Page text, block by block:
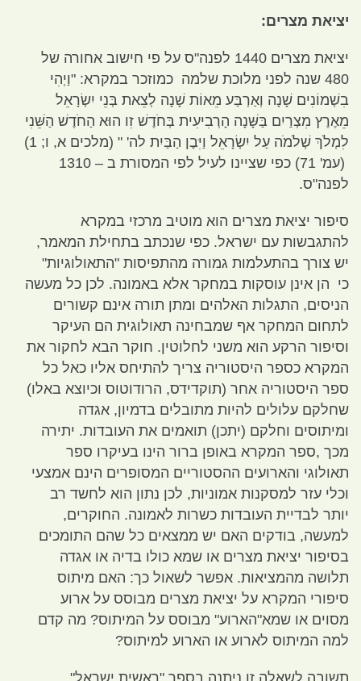
יציאת מצרים:
יציאת מצרים 1440 לפנה"ס על פי חישוב אחורה של
480 שנה לפני מלוכת שלמה כמוזכר במקרא: "וַיְהִי
בִשְׁמוֹנִים שָׁנָה וְאַרְבַּע מֵאוֹת שָׁנָה לְצֵאת בְּנֵי יִשְׂרָאֵל
מֵאֶרֶץ מִצְרַיִם בַּשָּׁנָה הָרְבִיעִית בְּחֹדֶשׁ זִו הוּא הַחֹדֶשׁ הַשֵּׁנִי
לִמְלֹךְ שְׁלֹמֹה עַל יִשְׂרָאֵל וַיִּבֶן הַבַּיִת לה' " (מלכים א, ו; 1)
(עמ' 71) כפי שציינו לעיל לפי המסורת ב – 1310
לפנה"ס.
סיפור יציאת מצרים הוא מוטיב מרכזי במקרא
להתגבשות עם ישראל. כפי שנכתב בתחילת המאמר,
יש צורך בהתעלמות גמורה מהתפיסות "התאולוגיות"
כי הן אינן עוסקות במחקר אלא באמונה. לכן כל מעשה
הניסים, התגלות האלהים ומתן תורה אינם קשורים
לתחום המחקר אף שמבחינה תאולוגית הם העיקר
וסיפור הרקע הוא משני לחלוטין. חוקר הבא לחקור את
המקרא כספר היסטוריה צריך להתיחס אליו כאל כל
ספר היסטוריה אחר (תוקדידס, הרודוטוס וכיוצא באלו)
שחלקם עלולים להיות מתובלים בדמיון, אגדה
ומיתוסים וחלקם (יתכן) תואמים את העובדות. יתירה
מכך ,ספר המקרא באופן ברור הינו בעיקרו ספר
תאולוגי והארועים ההסטוריים המסופרים הינם אמצעי
וכלי עזר למסקנות אמוניות, לכן נתון הוא לחשד רב
יותר לבדיית העובדות כשרות לאמונה. החוקרים,
למעשה, בודקים האם יש ממצאים כל שהם התומכים
בסיפור יציאת מצרים או שמא כולו בדיה או אגדה
תלושה מהמציאות. אפשר לשאול כך: האם מיתוס
סיפורי המקרא על יציאת מצרים מבוסס על ארוע
מסוים או שמא"הארוע" מבוסס על המיתוס? מה קדם
למה המיתוס לארוע או הארוע למיתוס?
תשובה לשאלה זו ניתנה בספר "ראשית ישראל".